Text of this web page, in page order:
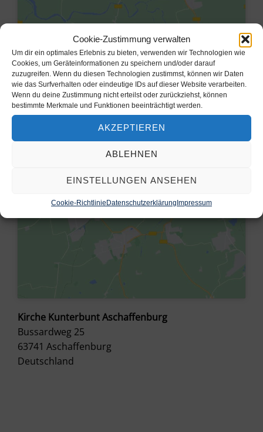
Cookie-Zustimmung verwalten
Um dir ein optimales Erlebnis zu bieten, verwenden wir Technologien wie
Cookies, um Geräteinformationen zu speichern und/oder darauf
zuzugreifen. Wenn du diesen Technologien zustimmst, können wir Daten
wie das Surfverhalten oder eindeutige IDs auf dieser Website verarbeiten.
Wenn du deine Zustimmung nicht erteilst oder zurückziehst, können
bestimmte Merkmale und Funktionen beeinträchtigt werden.
AKZEPTIEREN
ABLEHNEN
EINSTELLUNGEN ANSEHEN
Cookie-RichtlinieDatenschutzerklärungImpressum
Klicke hier, um Marketing-Cookies
aktivieren
Kirche Kunterbunt Aschaffenburg
Bussardweg 25
63741 Aschaffenburg
Deutschland